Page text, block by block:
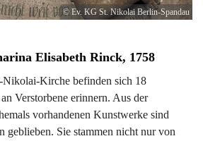
© Ev. KG St. Nikolai Berlin-Spandau
Elisabeth Rinck, 1758
Nikolai-Kirche befinden sich 18
Verstorbene erinnern. Aus der
vorhandenen Kunstwerke sind
geblieben. Sie stammen nicht nur von